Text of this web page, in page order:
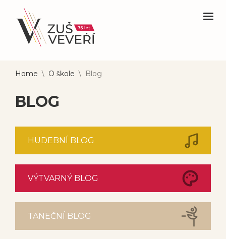
Home \ O škole \ Blog
BLOG
HUDEBNÍ BLOG
VÝTVARNÝ BLOG
TANEČNÍ BLOG